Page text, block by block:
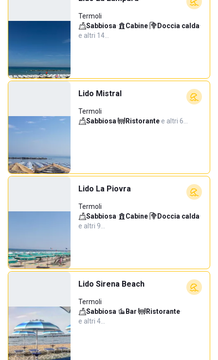
Termoli
Sabbiosa· Cabine· Doccia calda·
e altri 14…
Lido Mistral
Termoli
Sabbiosa· Ristorante·e altri 6…
Lido La Piovra
Termoli
Sabbiosa· Cabine· Doccia calda·
e altri 9…
Lido Sirena Beach
Termoli
Sabbiosa· Bar· Ristorante·
e altri 4…